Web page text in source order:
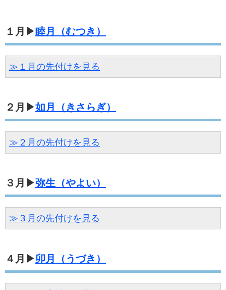
１月▶睦月（むつき）
≫１月の先付けを見る
２月▶如月（きさらぎ）
≫２月の先付けを見る
３月▶弥生（やよい）
≫３月の先付けを見る
４月▶卯月（うづき）